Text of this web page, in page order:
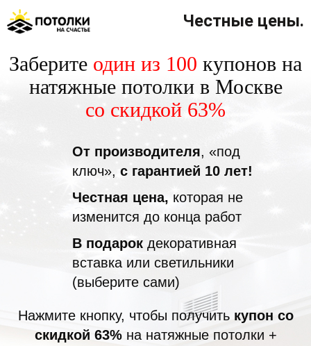
Честные цены.
Заберите один из 100 купонов на
натяжные потолки в Москве
со скидкой 63%
От производителя, «под
ключ», с гарантией 10 лет!
Честная цена, которая не
изменится до конца работ
В подарок декоративная
вставка или светильники
(выберите сами)
Нажмите кнопку, чтобы получить купон со
скидкой 63%на натяжные потолки +